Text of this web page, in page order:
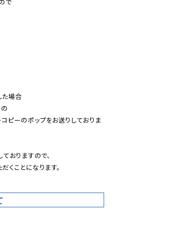
た場合
ピーのポップをお送りしておりま
おりますので、
くことになります。